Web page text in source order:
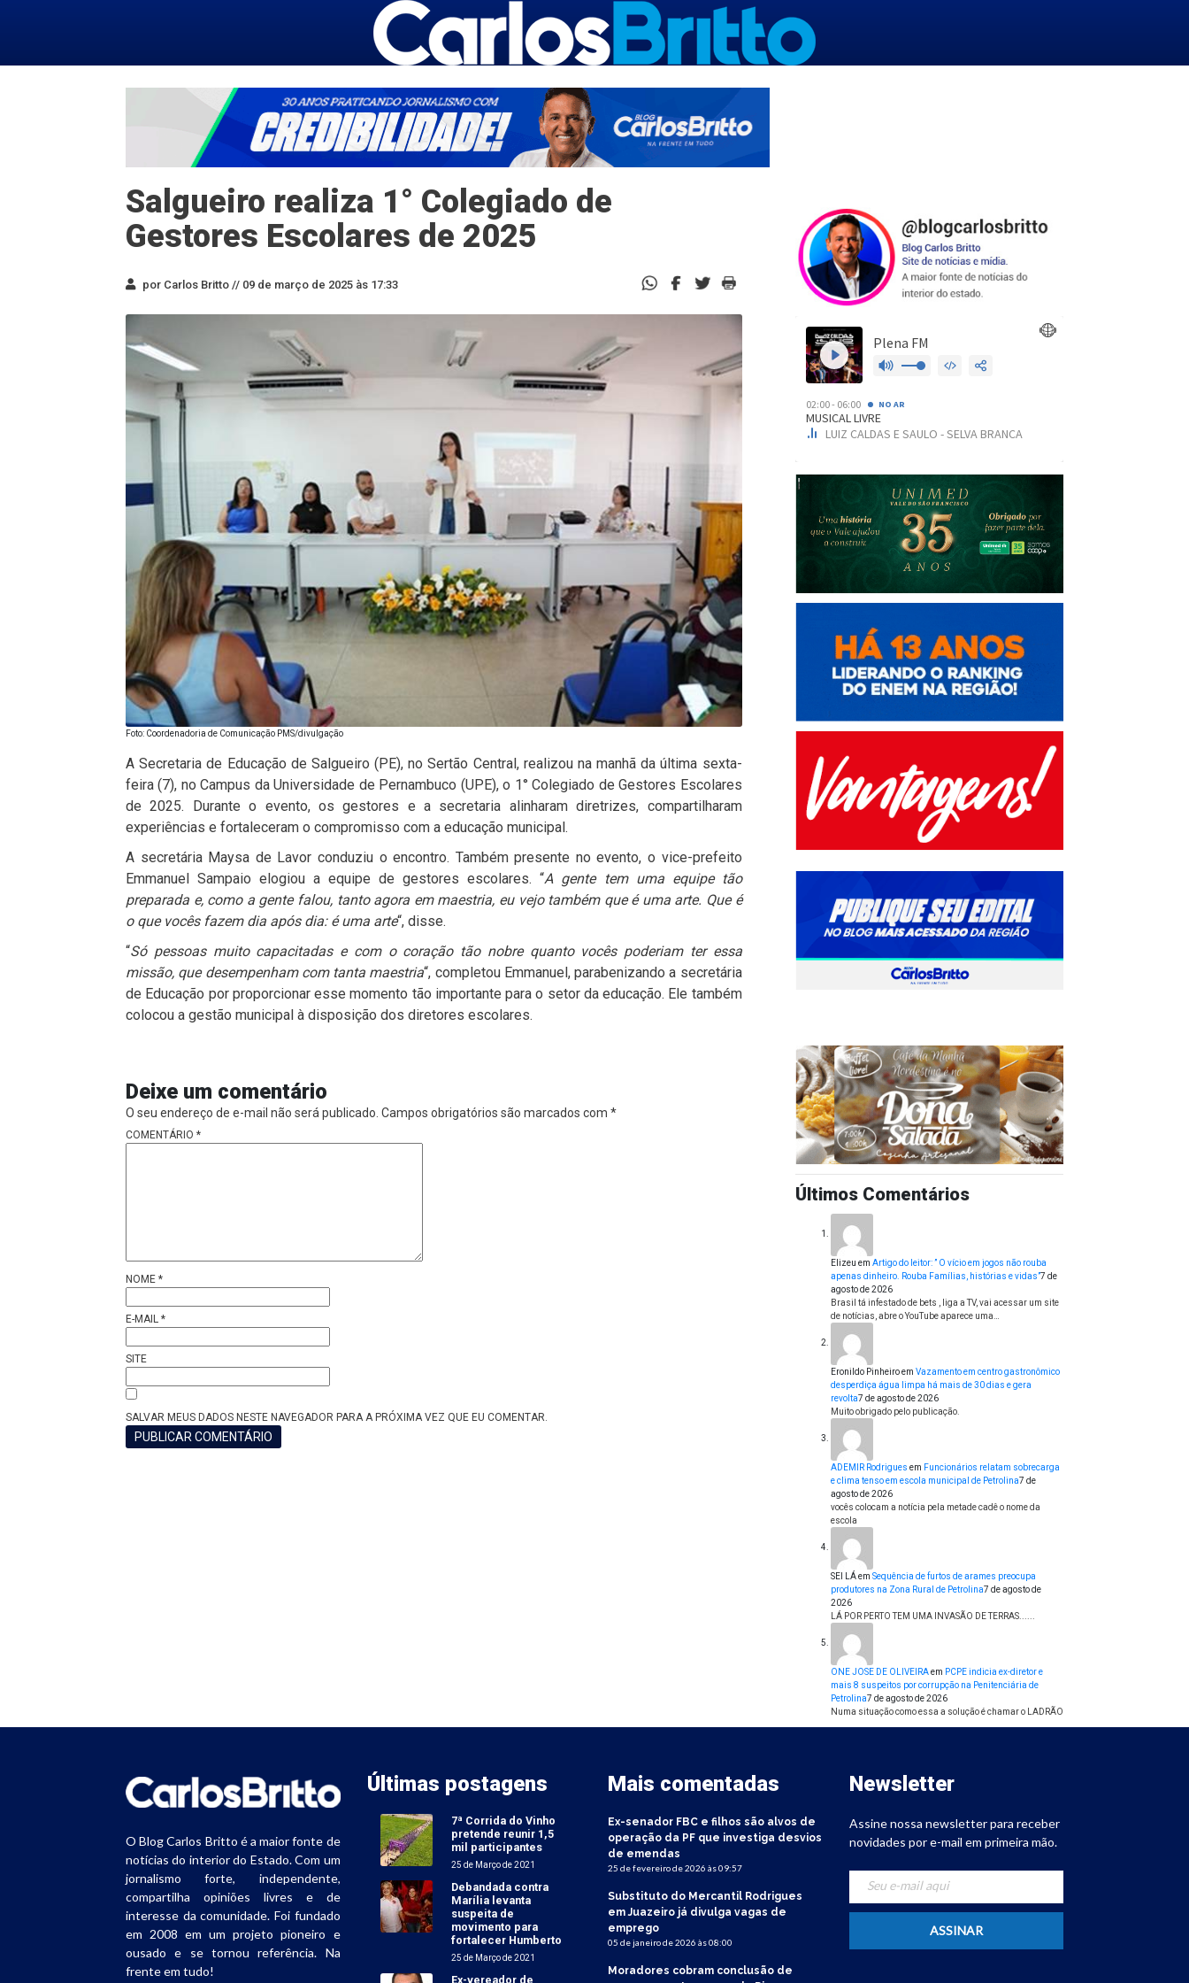
Salgueiro realiza 1° Colegiado de
Gestores Escolares de 2025
por Carlos Britto // 09 de março de 2025 às 17:33
Foto: Coordenadoria de Comunicação PMS/divulgação
A Secretaria de Educação de Salgueiro (PE), no Sertão Central, realizou na manhã da última sexta-
feira (7), no Campus da Universidade de Pernambuco (UPE), o 1° Colegiado de Gestores Escolares
de 2025. Durante o evento, os gestores e a secretaria alinharam diretrizes, compartilharam
experiências e fortaleceram o compromisso com a educação municipal.
A secretária Maysa de Lavor conduziu o encontro. Também presente no evento, o vice-prefeito
Emmanuel Sampaio elogiou a equipe de gestores escolares. “A gente tem uma equipe tão
preparada e, como a gente falou, tanto agora em maestria, eu vejo também que é uma arte. Que é
o que vocês fazem dia após dia: é uma arte“, disse.
“Só pessoas muito capacitadas e com o coração tão nobre quanto vocês poderiam ter essa
missão, que desempenham com tanta maestria“, completou Emmanuel, parabenizando a secretária
de Educação por proporcionar esse momento tão importante para o setor da educação. Ele também
colocou a gestão municipal à disposição dos diretores escolares.
Deixe um comentário
O seu endereço de e-mail não será publicado. Campos obrigatórios são marcados com *
COMENTÁRIO *
NOME *
E-MAIL *
SITE
SALVAR MEUS DADOS NESTE NAVEGADOR PARA A PRÓXIMA VEZ QUE EU COMENTAR.
Últimos Comentários
Elizeu em Artigo do leitor: ” O vício em jogos não rouba
apenas dinheiro. Rouba Famílias, histórias e vidas”7 de
agosto de 2026
Brasil tá infestado de bets , liga a TV, vai acessar um site
de notícias, abre o YouTube aparece uma…
Eronildo Pinheiroem Vazamento em centro gastronômico
desperdiça água limpa há mais de 30 dias e gera
revolta7 de agosto de 2026
Muito obrigado pelo publicação.
ADEMIR Rodrigues em Funcionários relatam sobrecarga
e clima tenso em escola municipal de Petrolina7 de
agosto de 2026
vocês colocam a notícia pela metade cadê o nome da
escola
SEI LÁem Sequência de furtos de arames preocupa
produtores na Zona Rural de Petrolina7 de agosto de
2026
LÁ POR PERTO TEM UMA INVASÃO DE TERRAS......
ONE JOSE DE OLIVEIRAem PCPE indicia ex-diretor e
mais 8 suspeitos por corrupção na Penitenciária de
Petrolina7 de agosto de 2026
Numa situação como essa a solução é chamar o LADRÃO
O Blog Carlos Britto é a maior fonte de
notícias do interior do Estado. Com um
jornalismo forte, independente,
compartilha opiniões livres e de
interesse da comunidade. Foi fundado
em 2008 em um projeto pioneiro e
ousado e se tornou referência. Na
frente em tudo!
Últimas postagens
7ª Corrida do Vinho
pretende reunir 1,5
mil participantes
25 de Março de 2021
Debandada contra
Marília levanta
suspeita de
movimento para
fortalecer Humberto
25 de Março de 2021
Ex-vereador de
Mais comentadas
Ex-senador FBC e filhos são alvos de
operação da PF que investiga desvios
de emendas
25 de fevereiro de 2026 às 09:57
Substituto do Mercantil Rodrigues
em Juazeiro já divulga vagas de
emprego
05 de janeiro de 2026 às 08:00
Moradores cobram conclusão de
Newsletter
Assine nossa newsletter para receber
novidades por e-mail em primeira mão.